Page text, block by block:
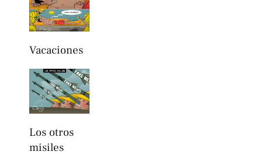
Vacaciones
Los otros
misiles